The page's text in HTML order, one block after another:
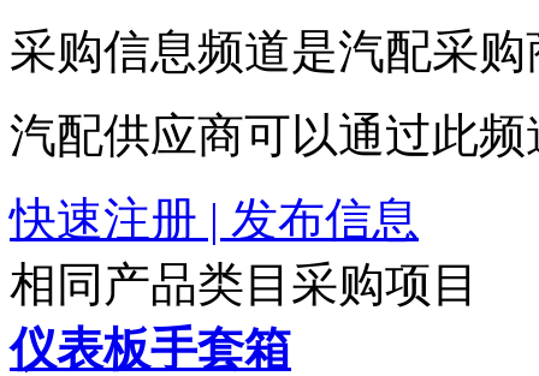
采购信息频道是汽配采
汽配供应商可以通过此
快速注册 | 发布信息
相同产品类目采购项目
仪表板手套箱